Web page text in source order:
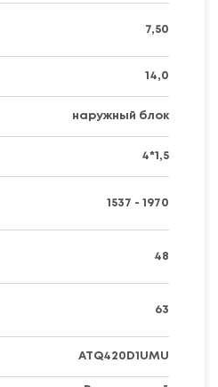
7,50
14,0
наружный блок
4*1,5
1537 - 1970
48
63
ATQ420D1UMU